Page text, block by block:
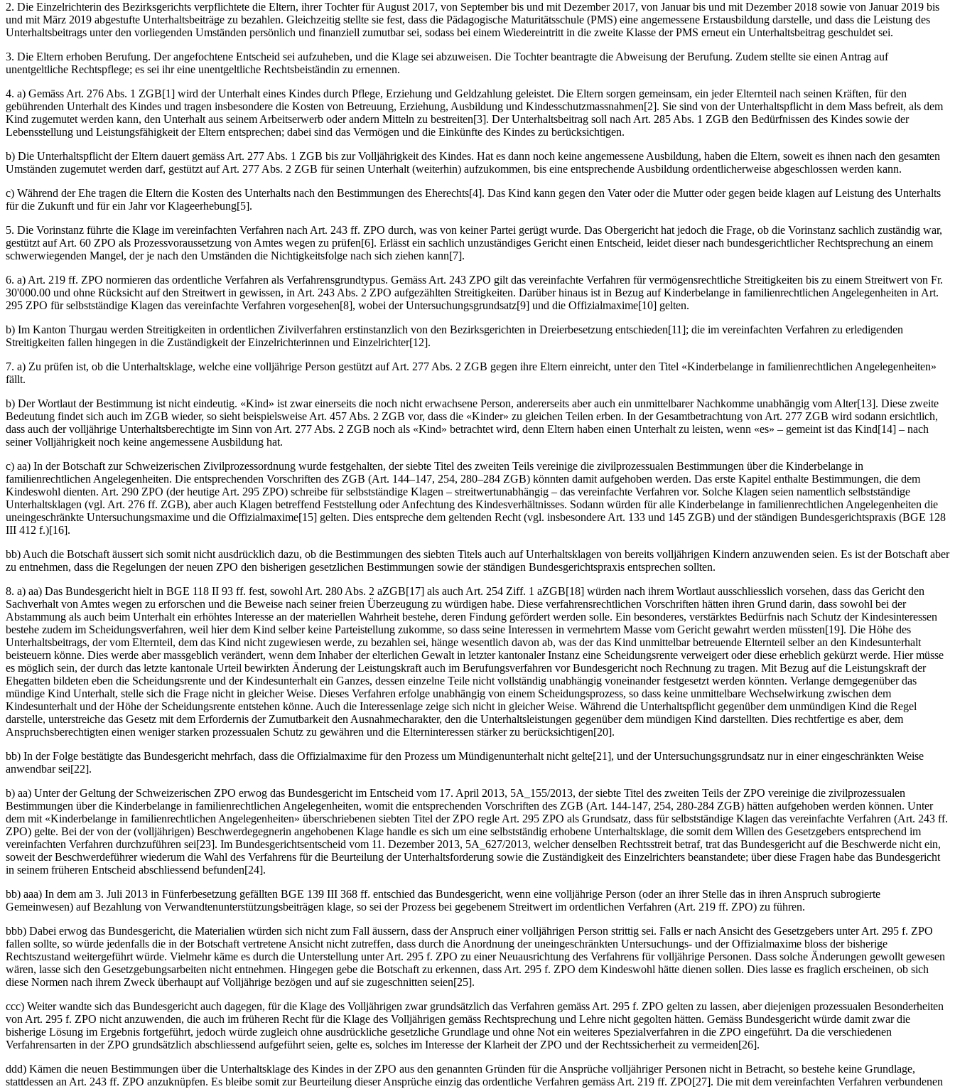
2. Die Einzelrichterin des Bezirksgerichts verpflichtete die Eltern, ihrer Tochter für August 2017, von September bis und mit Dezember 2017, von Januar bis und mit Dezember 2018 sowie von Januar 2019 bis
und mit März 2019 abgestufte Unterhaltsbeiträge zu bezahlen. Gleichzeitig stellte sie fest, dass die Pädagogische Maturitätsschule (PMS) eine angemessene Erstausbildung darstelle, und dass die Leistung des
Unterhaltsbeitrags unter den vorliegenden Umständen persönlich und finanziell zumutbar sei, sodass bei einem Wiedereintritt in die zweite Klasse der PMS erneut ein Unterhaltsbeitrag geschuldet sei.
3. Die Eltern erhoben Berufung. Der angefochtene Entscheid sei aufzuheben, und die Klage sei abzuweisen. Die Tochter beantragte die Abweisung der Berufung. Zudem stellte sie einen Antrag auf
unentgeltliche Rechtspflege; es sei ihr eine unentgeltliche Rechtsbeiständin zu ernennen.
4. a) Gemäss Art. 276 Abs. 1 ZGB[1] wird der Unterhalt eines Kindes durch Pflege, Erziehung und Geldzahlung geleistet. Die Eltern sorgen gemeinsam, ein jeder Elternteil nach seinen Kräften, für den
gebührenden Unterhalt des Kindes und tragen insbesondere die Kosten von Betreuung, Erziehung, Ausbildung und Kindesschutzmassnahmen[2]. Sie sind von der Unterhaltspflicht in dem Mass befreit, als dem
Kind zugemutet werden kann, den Unterhalt aus seinem Arbeitserwerb oder andern Mitteln zu bestreiten[3]. Der Unterhaltsbeitrag soll nach Art. 285 Abs. 1 ZGB den Bedürfnissen des Kindes sowie der
Lebensstellung und Leistungsfähigkeit der Eltern entsprechen; dabei sind das Vermögen und die Einkünfte des Kindes zu berücksichtigen.
b) Die Unterhaltspflicht der Eltern dauert gemäss Art. 277 Abs. 1 ZGB bis zur Volljährigkeit des Kindes. Hat es dann noch keine angemessene Ausbildung, haben die Eltern, soweit es ihnen nach den gesamten
Umständen zugemutet werden darf, gestützt auf Art. 277 Abs. 2 ZGB für seinen Unterhalt (weiterhin) aufzukommen, bis eine entsprechende Ausbildung ordentlicherweise abgeschlossen werden kann.
c) Während der Ehe tragen die Eltern die Kosten des Unterhalts nach den Bestimmungen des Eherechts[4]. Das Kind kann gegen den Vater oder die Mutter oder gegen beide klagen auf Leistung des Unterhalts
für die Zukunft und für ein Jahr vor Klageerhebung[5].
5. Die Vorinstanz führte die Klage im vereinfachten Verfahren nach Art. 243 ff. ZPO durch, was von keiner Partei gerügt wurde. Das Obergericht hat jedoch die Frage, ob die Vorinstanz sachlich zuständig war,
gestützt auf Art. 60 ZPO als Prozessvoraussetzung von Amtes wegen zu prüfen[6]. Erlässt ein sachlich unzuständiges Gericht einen Entscheid, leidet dieser nach bundesgerichtlicher Rechtsprechung an einem
schwerwiegenden Mangel, der je nach den Umständen die Nichtigkeitsfolge nach sich ziehen kann[7].
6. a) Art. 219 ff. ZPO normieren das ordentliche Verfahren als Verfahrensgrundtypus. Gemäss Art. 243 ZPO gilt das vereinfachte Verfahren für vermögensrechtliche Streitigkeiten bis zu einem Streitwert von Fr.
30'000.00 und ohne Rücksicht auf den Streitwert in gewissen, in Art. 243 Abs. 2 ZPO aufgezählten Streitigkeiten. Darüber hinaus ist in Bezug auf Kinderbelange in familienrechtlichen Angelegenheiten in Art.
295 ZPO für selbstständige Klagen das vereinfachte Verfahren vorgesehen[8], wobei der Untersuchungsgrundsatz[9] und die Offizialmaxime[10] gelten.
b) Im Kanton Thurgau werden Streitigkeiten in ordentlichen Zivilverfahren erstinstanzlich von den Bezirksgerichten in Dreierbesetzung entschieden[11]; die im vereinfachten Verfahren zu erledigenden
Streitigkeiten fallen hingegen in die Zuständigkeit der Einzelrichterinnen und Einzelrichter[12].
7. a) Zu prüfen ist, ob die Unterhaltsklage, welche eine volljährige Person gestützt auf Art. 277 Abs. 2 ZGB gegen ihre Eltern einreicht, unter den Titel «Kinderbelange in familienrechtlichen Angelegenheiten»
fällt.
b) Der Wortlaut der Bestimmung ist nicht eindeutig. «Kind» ist zwar einerseits die noch nicht erwachsene Person, andererseits aber auch ein unmittelbarer Nachkomme unabhängig vom Alter[13]. Diese zweite
Bedeutung findet sich auch im ZGB wieder, so sieht beispielsweise Art. 457 Abs. 2 ZGB vor, dass die «Kinder» zu gleichen Teilen erben. In der Gesamtbetrachtung von Art. 277 ZGB wird sodann ersichtlich,
dass auch der volljährige Unterhaltsberechtigte im Sinn von Art. 277 Abs. 2 ZGB noch als «Kind» betrachtet wird, denn Eltern haben einen Unterhalt zu leisten, wenn «es» – gemeint ist das Kind[14] – nach
seiner Volljährigkeit noch keine angemessene Ausbildung hat.
c) aa) In der Botschaft zur Schweizerischen Zivilprozessordnung wurde festgehalten, der siebte Titel des zweiten Teils vereinige die zivilprozessualen Bestimmungen über die Kinderbelange in
familienrechtlichen Angelegenheiten. Die entsprechenden Vorschriften des ZGB (Art. 144–147, 254, 280–284 ZGB) könnten damit aufgehoben werden. Das erste Kapitel enthalte Bestimmungen, die dem
Kindeswohl dienten. Art. 290 ZPO (der heutige Art. 295 ZPO) schreibe für selbstständige Klagen – streitwertunabhängig – das vereinfachte Verfahren vor. Solche Klagen seien namentlich selbstständige
Unterhaltsklagen (vgl. Art. 276 ff. ZGB), aber auch Klagen betreffend Feststellung oder Anfechtung des Kindesverhältnisses. Sodann würden für alle Kinderbelange in familienrechtlichen Angelegenheiten die
uneingeschränkte Untersuchungsmaxime und die Offizialmaxime[15] gelten. Dies entspreche dem geltenden Recht (vgl. insbesondere Art. 133 und 145 ZGB) und der ständigen Bundesgerichtspraxis (BGE 128
III 412 f.)[16].
bb) Auch die Botschaft äussert sich somit nicht ausdrücklich dazu, ob die Bestimmungen des siebten Titels auch auf Unterhaltsklagen von bereits volljährigen Kindern anzuwenden seien. Es ist der Botschaft aber
zu entnehmen, dass die Regelungen der neuen ZPO den bisherigen gesetzlichen Bestimmungen sowie der ständigen Bundesgerichtspraxis entsprechen sollten.
8. a) aa) Das Bundesgericht hielt in BGE 118 II 93 ff. fest, sowohl Art. 280 Abs. 2 aZGB[17] als auch Art. 254 Ziff. 1 aZGB[18] würden nach ihrem Wortlaut ausschliesslich vorsehen, dass das Gericht den
Sachverhalt von Amtes wegen zu erforschen und die Beweise nach seiner freien Überzeugung zu würdigen habe. Diese verfahrensrechtlichen Vorschriften hätten ihren Grund darin, dass sowohl bei der
Abstammung als auch beim Unterhalt ein erhöhtes Interesse an der materiellen Wahrheit bestehe, deren Findung gefördert werden solle. Ein besonderes, verstärktes Bedürfnis nach Schutz der Kindesinteressen
bestehe zudem im Scheidungsverfahren, weil hier dem Kind selber keine Parteistellung zukomme, so dass seine Interessen in vermehrtem Masse vom Gericht gewahrt werden müssten[19]. Die Höhe des
Unterhaltsbeitrags, der vom Elternteil, dem das Kind nicht zugewiesen werde, zu bezahlen sei, hänge wesentlich davon ab, was der das Kind unmittelbar betreuende Elternteil selber an den Kindesunterhalt
beisteuern könne. Dies werde aber massgeblich verändert, wenn dem Inhaber der elterlichen Gewalt in letzter kantonaler Instanz eine Scheidungsrente verweigert oder diese erheblich gekürzt werde. Hier müsse
es möglich sein, der durch das letzte kantonale Urteil bewirkten Änderung der Leistungskraft auch im Berufungsverfahren vor Bundesgericht noch Rechnung zu tragen. Mit Bezug auf die Leistungskraft der
Ehegatten bildeten eben die Scheidungsrente und der Kindesunterhalt ein Ganzes, dessen einzelne Teile nicht vollständig unabhängig voneinander festgesetzt werden könnten. Verlange demgegenüber das
mündige Kind Unterhalt, stelle sich die Frage nicht in gleicher Weise. Dieses Verfahren erfolge unabhängig von einem Scheidungsprozess, so dass keine unmittelbare Wechselwirkung zwischen dem
Kindesunterhalt und der Höhe der Scheidungsrente entstehen könne. Auch die Interessenlage zeige sich nicht in gleicher Weise. Während die Unterhaltspflicht gegenüber dem unmündigen Kind die Regel
darstelle, unterstreiche das Gesetz mit dem Erfordernis der Zumutbarkeit den Ausnahmecharakter, den die Unterhaltsleistungen gegenüber dem mündigen Kind darstellten. Dies rechtfertige es aber, dem
Anspruchsberechtigten einen weniger starken prozessualen Schutz zu gewähren und die Elterninteressen stärker zu berücksichtigen[20].
bb) In der Folge bestätigte das Bundesgericht mehrfach, dass die Offizialmaxime für den Prozess um Mündigenunterhalt nicht gelte[21], und der Untersuchungsgrundsatz nur in einer eingeschränkten Weise
anwendbar sei[22].
b) aa) Unter der Geltung der Schweizerischen ZPO erwog das Bundesgericht im Entscheid vom 17. April 2013, 5A_155/2013, der siebte Titel des zweiten Teils der ZPO vereinige die zivilprozessualen
Bestimmungen über die Kinderbelange in familienrechtlichen Angelegenheiten, womit die entsprechenden Vorschriften des ZGB (Art. 144-147, 254, 280-284 ZGB) hätten aufgehoben werden können. Unter
dem mit «Kinderbelange in familienrechtlichen Angelegenheiten» überschriebenen siebten Titel der ZPO regle Art. 295 ZPO als Grundsatz, dass für selbstständige Klagen das vereinfachte Verfahren (Art. 243 ff.
ZPO) gelte. Bei der von der (volljährigen) Beschwerdegegnerin angehobenen Klage handle es sich um eine selbstständig erhobene Unterhaltsklage, die somit dem Willen des Gesetzgebers entsprechend im
vereinfachten Verfahren durchzuführen sei[23]. Im Bundesgerichtsentscheid vom 11. Dezember 2013, 5A_627/2013, welcher denselben Rechtsstreit betraf, trat das Bundesgericht auf die Beschwerde nicht ein,
soweit der Beschwerdeführer wiederum die Wahl des Verfahrens für die Beurteilung der Unterhaltsforderung sowie die Zuständigkeit des Einzelrichters beanstandete; über diese Fragen habe das Bundesgericht
in seinem früheren Entscheid abschliessend befunden[24].
bb) aaa) In dem am 3. Juli 2013 in Fünferbesetzung gefällten BGE 139 III 368 ff. entschied das Bundesgericht, wenn eine volljährige Person (oder an ihrer Stelle das in ihren Anspruch subrogierte
Gemeinwesen) auf Bezahlung von Verwandtenunterstützungsbeiträgen klage, so sei der Prozess bei gegebenem Streitwert im ordentlichen Verfahren (Art. 219 ff. ZPO) zu führen.
bbb) Dabei erwog das Bundesgericht, die Materialien würden sich nicht zum Fall äussern, dass der Anspruch einer volljährigen Person strittig sei. Falls er nach Ansicht des Gesetzgebers unter Art. 295 f. ZPO
fallen sollte, so würde jedenfalls die in der Botschaft vertretene Ansicht nicht zutreffen, dass durch die Anordnung der uneingeschränkten Untersuchungs- und der Offizialmaxime bloss der bisherige
Rechtszustand weitergeführt würde. Vielmehr käme es durch die Unterstellung unter Art. 295 f. ZPO zu einer Neuausrichtung des Verfahrens für volljährige Personen. Dass solche Änderungen gewollt gewesen
wären, lasse sich den Gesetzgebungsarbeiten nicht entnehmen. Hingegen gebe die Botschaft zu erkennen, dass Art. 295 f. ZPO dem Kindeswohl hätte dienen sollen. Dies lasse es fraglich erscheinen, ob sich
diese Normen nach ihrem Zweck überhaupt auf Volljährige bezögen und auf sie zugeschnitten seien[25].
ccc) Weiter wandte sich das Bundesgericht auch dagegen, für die Klage des Volljährigen zwar grundsätzlich das Verfahren gemäss Art. 295 f. ZPO gelten zu lassen, aber diejenigen prozessualen Besonderheiten
von Art. 295 f. ZPO nicht anzuwenden, die auch im früheren Recht für die Klage des Volljährigen gemäss Rechtsprechung und Lehre nicht gegolten hätten. Gemäss Bundesgericht würde damit zwar die
bisherige Lösung im Ergebnis fortgeführt, jedoch würde zugleich ohne ausdrückliche gesetzliche Grundlage und ohne Not ein weiteres Spezialverfahren in die ZPO eingeführt. Da die verschiedenen
Verfahrensarten in der ZPO grundsätzlich abschliessend aufgeführt seien, gelte es, solches im Interesse der Klarheit der ZPO und der Rechtssicherheit zu vermeiden[26].
ddd) Kämen die neuen Bestimmungen über die Unterhaltsklage des Kindes in der ZPO aus den genannten Gründen für die Ansprüche volljähriger Personen nicht in Betracht, so bestehe keine Grundlage,
stattdessen an Art. 243 ff. ZPO anzuknüpfen. Es bleibe somit zur Beurteilung dieser Ansprüche einzig das ordentliche Verfahren gemäss Art. 219 ff. ZPO[27]. Die mit dem vereinfachten Verfahren verbundenen